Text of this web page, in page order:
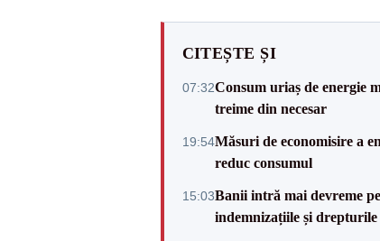
CITEȘTE ȘI
07:32Consum uriaș de energie
treime din necesar
19:54Măsuri de economisire a
reduc consumul
15:03Banii intră mai devreme
indemnizațiile și